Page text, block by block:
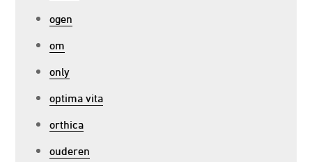
ogen
om
only
optima vita
orthica
ouderen